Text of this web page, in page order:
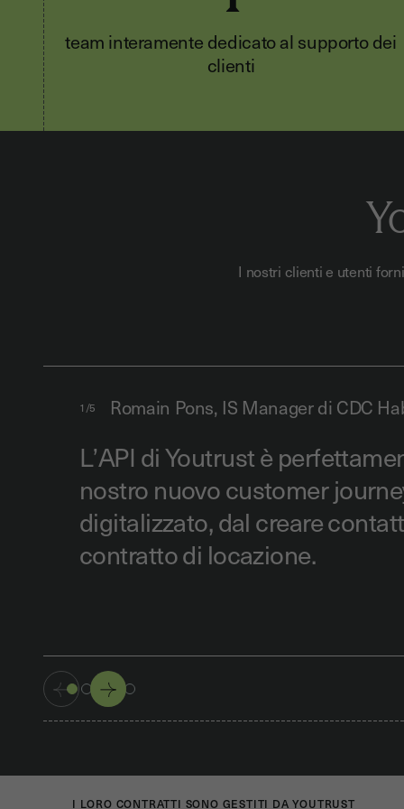
team interamente dedicato al supporto dei
clienti
I nostri clienti e utenti
1/5 Romain Pons, IS Manager di CDC
L’API di Youtrust è
nostro nuovo customer
digitalizzato, dal creare
contratto di locazione.
I LORO CONTRATTI SONO GESTITI DA YOUTRUST